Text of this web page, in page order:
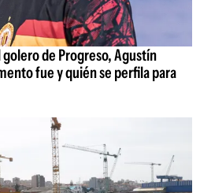
de Progreso, Agustín
fue y quién se perfila para